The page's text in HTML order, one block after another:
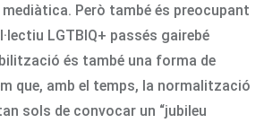
Però també és preocupant
LGTBIQ+ passés gairebé
és també una forma de
que, amb el temps, la normalització
sols de convocar un “jubileu